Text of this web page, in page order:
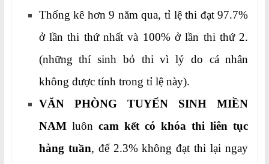
Thống kê hơn 9 năm qua, tỉ lệ thi đạt 97.7%
ở lần thi thứ nhất và 100% ở lần thi thứ 2.
(những thí sinh bỏ thi vì lý do cá nhân
không được tính trong tỉ lệ này).
VĂN PHÒNG TUYỂN SINH MIỀN
NAMluôn cam kết có khóa thi liên tục
hàng tuần, để 2.3% không đạt thi lại ngay